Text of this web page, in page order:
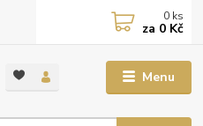
Menu
0 ks
za 0 Kč